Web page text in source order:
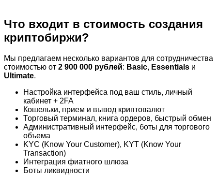
Что входит в стоимость создания
криптобиржи?
Мы предлагаем несколько вариантов для сотрудничества
стоимостью от 2 900 000 рублей: Basic, Essentials и
Ultimate.
Настройка интерфейса под ваш стиль, личный
кабинет + 2FA
Кошельки, прием и вывод криптовалют
Торговый терминал, книга ордеров, быстрый обмен
Административный интерфейс, боты для торгового
объема
KYC (Know Your Customer), KYT (Know Your
Transaction)
Интеграция фиатного шлюза
Боты ликвидности